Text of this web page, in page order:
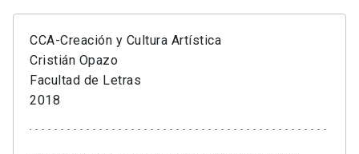
CCA-Creación y Cultura Artística
Cristián Opazo
Facultad de Letras
2018